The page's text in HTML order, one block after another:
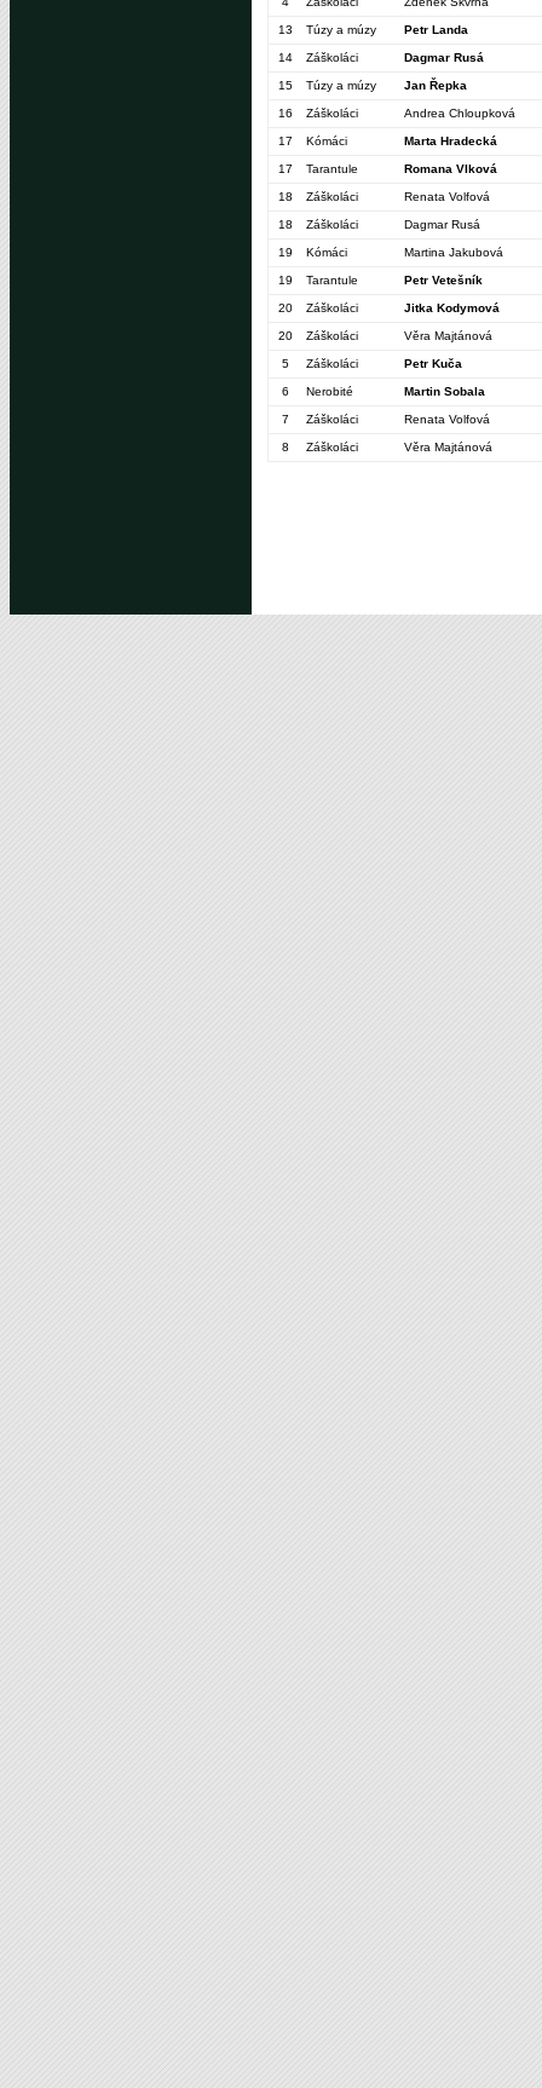
13 Túzy a múzy Petr Landa
14 Záškoláci Dagmar Rusá
15 Túzy a múzy Jan Řepka
16 Záškoláci Andrea Chloupková
17 Kómáci Marta Hradecká
17 Tarantule Romana Vlková
18 Záškoláci Renata Volfová
18 Záškoláci Dagmar Rusá
19 Kómáci Martina Jakubová
19 Tarantule Petr Vetešník
20 Záškoláci Jitka Kodymová
20 Záškoláci Věra Majtánová
5 Záškoláci Petr Kuča
6 Nerobité Martin Sobala
7 Záškoláci Renata Volfová
8 Záškoláci Věra Majtánová